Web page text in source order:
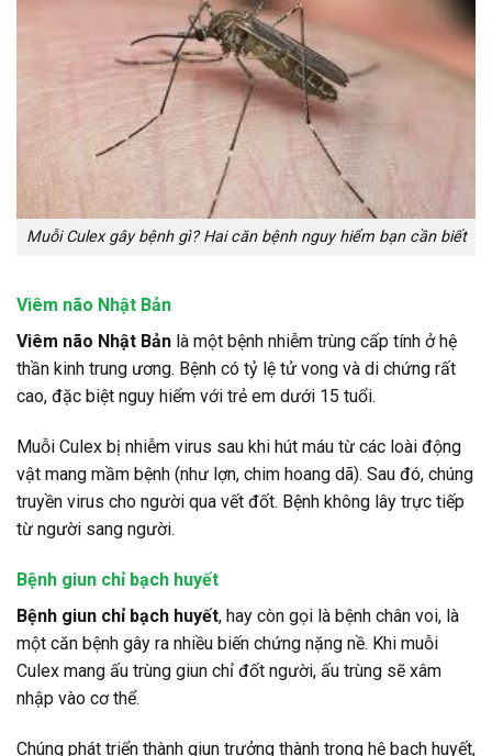
Muỗi Culex gây bệnh gì? Hai căn bệnh nguy hiểm bạn cần biết
Viêm não Nhật Bản
Viêm não Nhật Bản là một bệnh nhiễm trùng cấp tính ở hệ
thần kinh trung ương. Bệnh có tỷ lệ tử vong và di chứng rất
cao, đặc biệt nguy hiểm với trẻ em dưới 15 tuổi.
Muỗi Culex bị nhiễm virus sau khi hút máu từ các loài động
vật mang mầm bệnh (như lợn, chim hoang dã). Sau đó, chúng
truyền virus cho người qua vết đốt. Bệnh không lây trực tiếp
từ người sang người.
Bệnh giun chỉ bạch huyết
Bệnh giun chỉ bạch huyết, hay còn gọi là bệnh chân voi, là
một căn bệnh gây ra nhiều biến chứng nặng nề. Khi muỗi
Culex mang ấu trùng giun chỉ đốt người, ấu trùng sẽ xâm
nhập vào cơ thể.
Chúng phát triển thành giun trưởng thành trong hệ bạch huyết,